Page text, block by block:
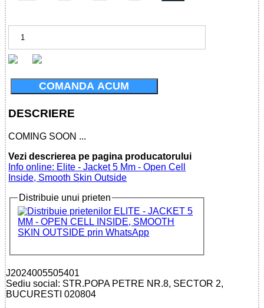
COMANDA ACUM
DESCRIERE
COMING SOON ...
Vezi descrierea pe pagina producatorului
Info online: Elite - Jacket 5 Mm - Open Cell
Inside, Smooth Skin Outside
Distribuie unui prieten
J2024005505401
Sediu social: STR.POPA PETRE NR.8, SECTOR 2,
BUCURESTI 020804